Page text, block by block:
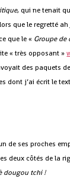
, qui ne tenait
que le regretté
que le « Groupe de
« très opposant »
des paquets
dont j’ai écrit le
de ses proches
deux côtés de la
dougou tchi !